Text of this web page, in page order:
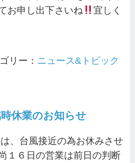
お申し出下さいね
宜しく
リー： ニュース&トピック
休業のお知らせ
、台風接近の為お休みさせ
１６日の営業は前日の判断